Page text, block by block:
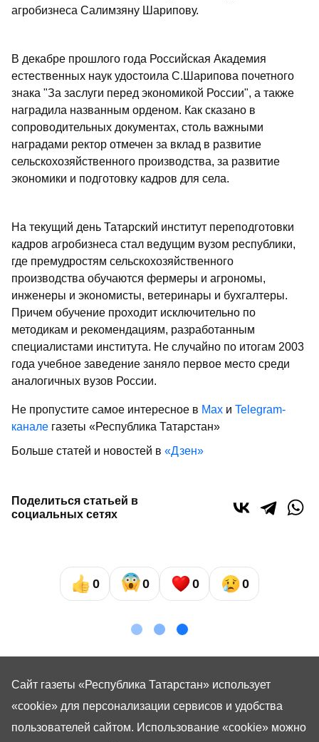
агробизнеса Салимзяну Шарипову.
В декабре прошлого года Российская Академия
естественных наук удостоила С.Шарипова почетного
знака "За заслуги перед экономикой России", а также
наградила названным орденом. Как сказано в
сопроводительных документах, столь важными
наградами ректор отмечен за вклад в развитие
сельскохозяйственного производства, за развитие
экономики и подготовку кадров для села.
На текущий день Татарский институт переподготовки
кадров агробизнеса стал ведущим вузом республики,
где премудростям сельскохозяйственного
производства обучаются фермеры и агрономы,
инженеры и экономисты, ветеринары и бухгалтеры.
Причем обучение проходит исключительно по
методикам и рекомендациям, разработанным
специалистами института. Не случайно по итогам 2003
года учебное заведение заняло первое место среди
аналогичных вузов России.
Не пропустите самое интересное в Max и Telegram-
канале газеты «Республика Татарстан»
Больше статей и новостей в «Дзен»
Поделиться статьей в
социальных сетях
0 0 0 0
Сайт газеты «Республика Татарстан» использует
«cookie» для персонализации сервисов и удобства
пользователей сайтом. Использование «cookie» можно